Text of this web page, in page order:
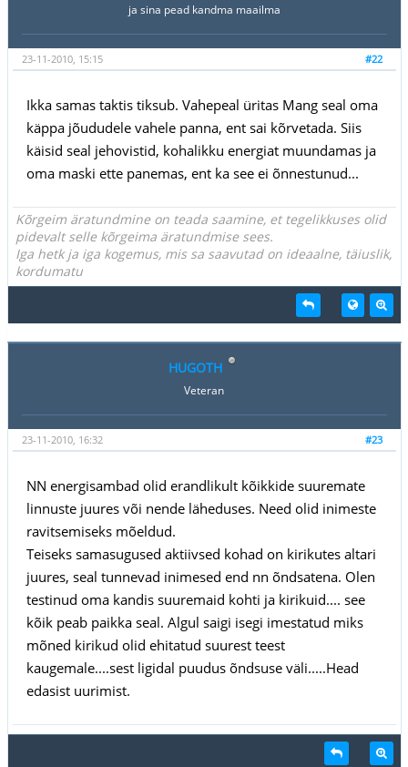
ja sina pead kandma maailma
#22
23-11-2010, 15:15
Ikka samas taktis tiksub. Vahepeal üritas Mang seal oma
käppa jõududele vahele panna, ent sai kõrvetada. Siis
käisid seal jehovistid, kohalikku energiat muundamas ja
oma maski ette panemas, ent ka see ei õnnestunud...
Kõrgeim äratundmine on teada saamine, et tegelikkuses olid
pidevalt selle kõrgeima äratundmise sees.
Iga hetk ja iga kogemus, mis sa saavutad on ideaalne, täiuslik,
kordumatu
HUGOTH
Veteran
#23
23-11-2010, 16:32
NN energisambad olid erandlikult kõikkide suuremate
linnuste juures või nende läheduses. Need olid inimeste
ravitsemiseks mõeldud.
Teiseks samasugused aktiivsed kohad on kirikutes altari
juures, seal tunnevad inimesed end nn õndsatena. Olen
testinud oma kandis suuremaid kohti ja kirikuid.... see
kõik peab paikka seal. Algul saigi isegi imestatud miks
mõned kirikud olid ehitatud suurest teest
kaugemale....sest ligidal puudus õndsuse väli.....Head
edasist uurimist.